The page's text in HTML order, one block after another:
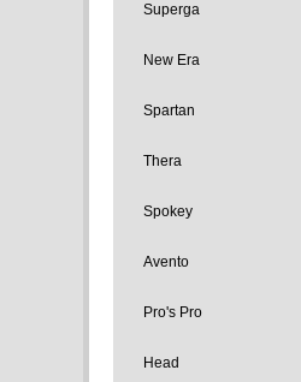
Superga
New Era
Spartan
Thera
Spokey
Avento
Pro's Pro
Head